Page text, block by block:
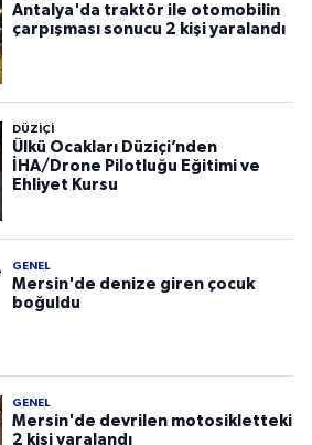
Antalya'da traktör ile otomobilin
çarpışması sonucu 2 kişi yaralandı
DÜZIÇI
Ülkü Ocakları Düziçi’nden
İHA/Drone Pilotluğu Eğitimi ve
Ehliyet Kursu
GENEL
Mersin'de denize giren çocuk
boğuldu
GENEL
Mersin'de devrilen motosikletteki
2 kişi yaralandı